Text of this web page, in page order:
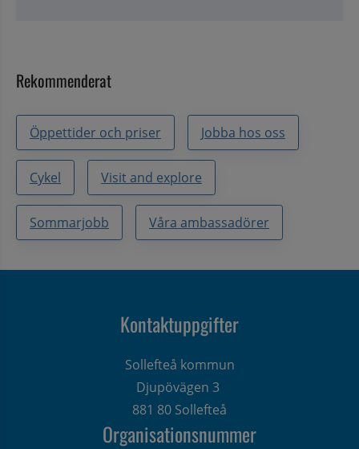
Rekommenderat
Öppettider och priser Jobba hos oss
Cykel Visit and explore
Sommarjobb Våra ambassadörer
Kontaktuppgifter
Sollefteå kommun
Djupövägen 3
881 80 Sollefteå
Organisationsnummer